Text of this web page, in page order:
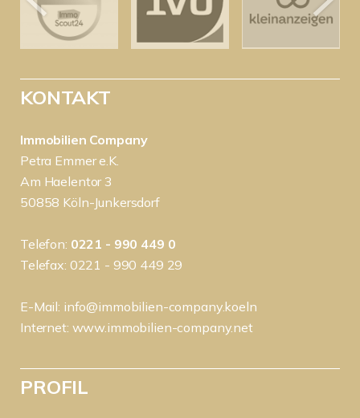
KONTAKT
Immobilien Company
Petra Emmer e.K.
Am Haelentor 3
50858 Köln-Junkersdorf
Telefon: 0221 - 990 449 0
Telefax: 0221 - 990 449 29
E-Mail: info@immobilien-company.koeln
Internet: www.immobilien-company.net
PROFIL